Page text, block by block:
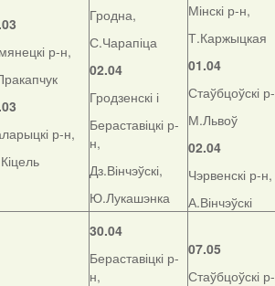
р-н,
р-н,
Гродна,
С.Чарапіца
02.04
Гродзенскі і
Бераставіцкі р-
н,
Дз.Вінчэўскі,
Ю.Лукашэнка
Мінскі р-н,
Т.Каржыцкая
01.04
Стаўбцоўскі
М.Львоў
02.04
Чэрвенскі р-н,
А.Вінчэўскі
30.04
Бераставіцкі р-
н,
07.05
Стаўбцоўскі